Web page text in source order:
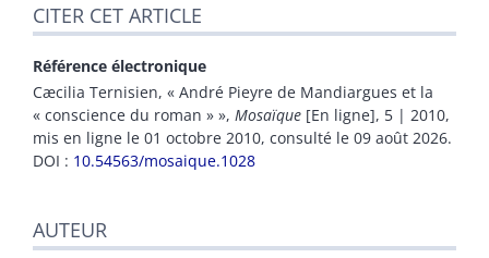
CITER CET ARTICLE
Référence électronique
Cæcilia Ternisien, « André Pieyre de Mandiargues et la
« conscience du roman » », Mosaïque [En ligne], 5 | 2010,
mis en ligne le 01 octobre 2010, consulté le 09 août 2026.
DOI : 10.54563/mosaique.1028
AUTEUR